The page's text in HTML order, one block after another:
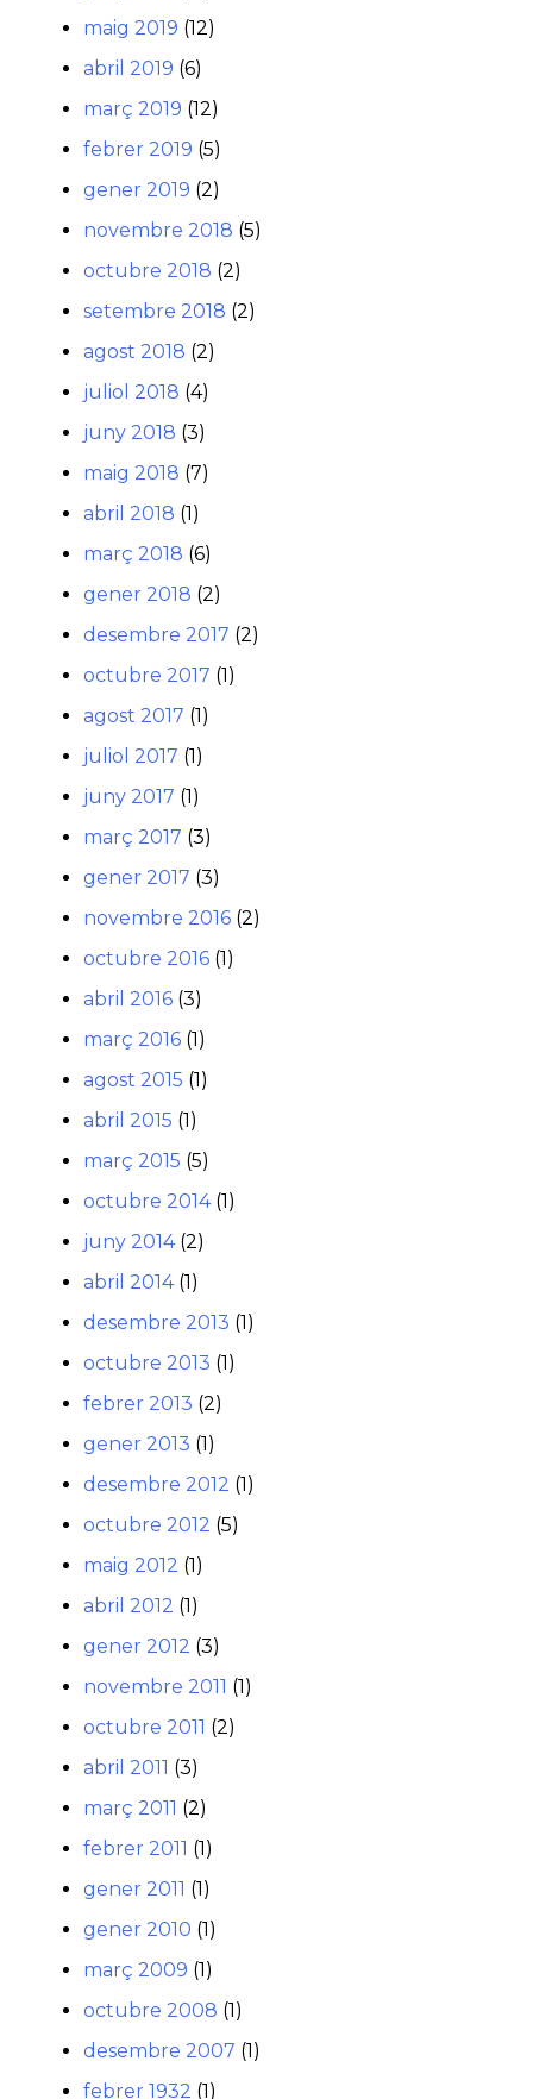
maig 2019 (12)
abril 2019 (6)
març 2019 (12)
febrer 2019 (5)
gener 2019 (2)
novembre 2018 (5)
octubre 2018 (2)
setembre 2018 (2)
agost 2018 (2)
juliol 2018 (4)
juny 2018 (3)
maig 2018 (7)
abril 2018 (1)
març 2018 (6)
gener 2018 (2)
desembre 2017 (2)
octubre 2017 (1)
agost 2017 (1)
juliol 2017 (1)
juny 2017 (1)
març 2017 (3)
gener 2017 (3)
novembre 2016 (2)
octubre 2016 (1)
abril 2016 (3)
març 2016 (1)
agost 2015 (1)
abril 2015 (1)
març 2015 (5)
octubre 2014(1)
juny 2014(2)
abril 2014(1)
desembre 2013 (1)
octubre 2013 (1)
febrer 2013 (2)
gener 2013 (1)
desembre 2012 (1)
octubre 2012 (5)
maig 2012 (1)
abril 2012 (1)
gener 2012 (3)
novembre 2011 (1)
octubre 2011 (2)
abril 2011 (3)
març 2011 (2)
febrer 2011 (1)
gener 2011 (1)
gener 2010 (1)
març 2009 (1)
octubre 2008 (1)
desembre 2007 (1)
febrer 1932 (1)